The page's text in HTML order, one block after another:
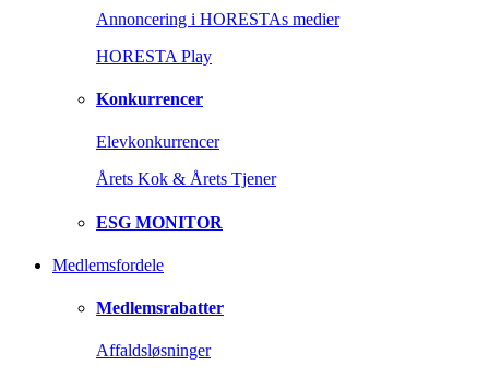
Annoncering i HORESTAs medier
HORESTA Play
Konkurrencer
Elevkonkurrencer
Årets Kok & Årets Tjener
ESG MONITOR
Medlemsfordele
Medlemsrabatter
Affaldsløsninger